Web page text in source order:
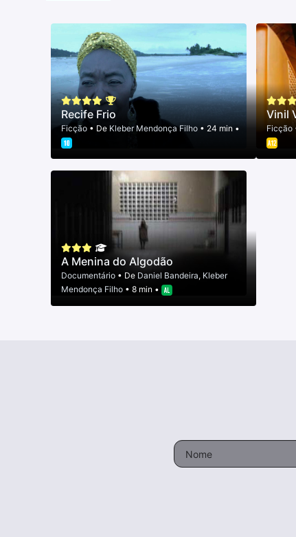
Recife Frio
Ficção • De Kleber Mendonça Filho • 24 min •
Vinil
Ficção
A Menina do Algodão
Documentário • De Daniel Bandeira, Kleber
Mendonça Filho • 8 min •